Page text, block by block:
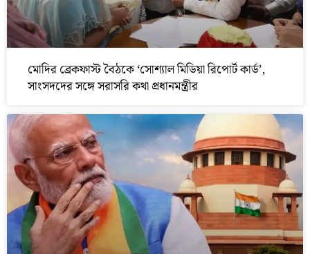
মোদির ব্রেকফাস্ট বৈঠকে ‘সোশ্যাল মিডিয়া রিপোর্ট কার্ড’,
সাংসদদের সঙ্গে সরাসরি কথা প্রধানমন্ত্রীর